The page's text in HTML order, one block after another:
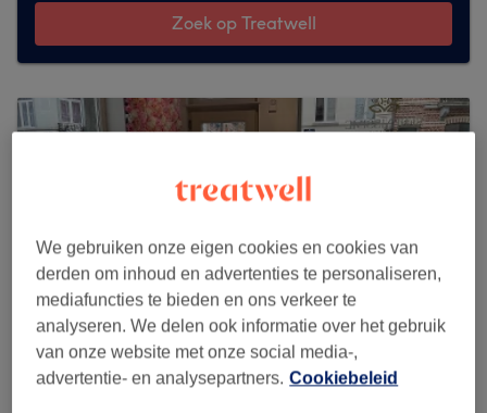
Zoek op Treatwell
We gebruiken onze eigen cookies en cookies van
derden om inhoud en advertenties te personaliseren,
mediafuncties te bieden en ons verkeer te
analyseren. We delen ook informatie over het gebruik
van onze website met onze social media-,
advertentie- en analysepartners. Cookiebeleid